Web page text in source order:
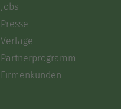
Jobs
Presse
Verlage
Partnerprogramm
Firmenkunden